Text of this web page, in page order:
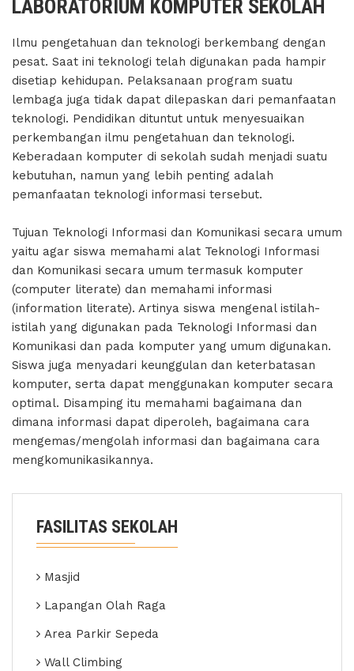
LABORATORIUM KOMPUTER SEKOLAH
Ilmu pengetahuan dan teknologi berkembang dengan
pesat. Saat ini teknologi telah digunakan pada hampir
disetiap kehidupan. Pelaksanaan program suatu
lembaga juga tidak dapat dilepaskan dari pemanfaatan
teknologi. Pendidikan dituntut untuk menyesuaikan
perkembangan ilmu pengetahuan dan teknologi.
Keberadaan komputer di sekolah sudah menjadi suatu
kebutuhan, namun yang lebih penting adalah
pemanfaatan teknologi informasi tersebut.
Tujuan Teknologi Informasi dan Komunikasi secara umum
yaitu agar siswa memahami alat Teknologi Informasi
dan Komunikasi secara umum termasuk komputer
(computer literate) dan memahami informasi
(information literate). Artinya siswa mengenal istilah-
istilah yang digunakan pada Teknologi Informasi dan
Komunikasi dan pada komputer yang umum digunakan.
Siswa juga menyadari keunggulan dan keterbatasan
komputer, serta dapat menggunakan komputer secara
optimal. Disamping itu memahami bagaimana dan
dimana informasi dapat diperoleh, bagaimana cara
mengemas/mengolah informasi dan bagaimana cara
mengkomunikasikannya.
FASILITAS SEKOLAH
Masjid
Lapangan Olah Raga
Area Parkir Sepeda
Wall Climbing